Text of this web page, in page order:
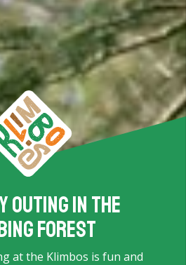
outing in the
forest
at the Klimbos is fun and